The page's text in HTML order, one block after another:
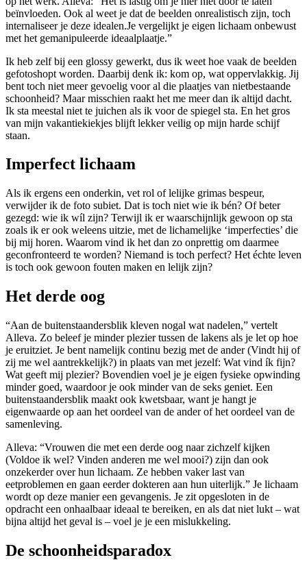
beïnvloeden. Ook al weet je dat de beelden onrealistisch zijn, toch
internaliseer je deze idealen.Je vergelijkt je eigen lichaam onbewust
met het gemanipuleerde ideaalplaatje.”
Ik heb zelf bij een glossy gewerkt, dus ik weet hoe vaak de beelden
gefoto­shopt worden. Daarbij denk ik: kom op, wat oppervlakkig. Jij
bent toch niet meer gevoelig voor al die plaatjes van niet­bestaande
schoonheid? Maar misschien raakt het me meer dan ik altijd dacht.
Ik sta meestal niet te juichen als ik voor de spiegel sta. En het gros
van mijn vakantiekiekjes blijft lekker veilig op mijn harde schijf
staan.
Imperfect lichaam
Als ik ergens een onderkin, vet­ rol of lelijke grimas bespeur,
verwijder ik de foto subiet. Dat is toch niet wie ik bén? Of beter
gezegd: wie ik wíl zijn? Terwijl ik er waarschijnlijk gewoon op sta
zoals ik er ook weleens uitzie, met de lichamelijke ‘imperfecties’ die
bij mij horen. Waarom vind ik het dan zo onprettig om daarmee
geconfron­teerd te worden? Niemand is toch perfect? Het échte leven
is toch ook gewoon fouten maken en lelijk zijn?
Het derde oog
“Aan de buitenstaandersblik kleven nogal wat nadelen,” vertelt
Alleva. Zo beleef je minder plezier tussen de lakens als je let op hoe
je eruitziet. Je bent namelijk continu bezig met de ander (Vindt hij of
zij me wel aantrek­kelijk?) in plaats van met jezelf: Wat vind ík fijn?
Wat geeft mij plezier? Bovendien voel je je eigen fysieke opwinding
minder goed, waardoor je ook minder van de seks geniet. Een
buitenstaandersblik maakt ook kwets­baar, want je hangt je
eigenwaarde op aan het oordeel van de ander of het oordeel van de
samenleving.
Alleva: “Vrouwen die met een derde oog naar zichzelf kijken
(Voldoe ik wel? Vinden anderen me wel mooi?) zijn dan ook
onzekerder over hun lichaam. Ze hebben vaker last van
eetproblemen en gaan eerder dokteren aan hun uiterlijk.” Je lichaam
wordt op deze manier een gevangenis. Je zit opgesloten in de
opdracht een onhaal­baar ideaal te bereiken, en als dat niet lukt – wat
bijna altijd het geval is – voel je je een mislukkeling.
De schoonheidsparadox